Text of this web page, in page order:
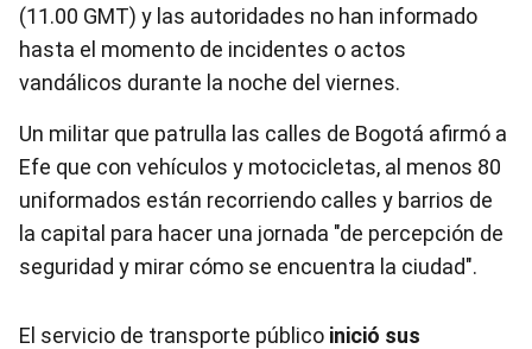
(11.00 GMT) y las autoridades no han informado
hasta el momento de incidentes o actos
vandálicos durante la noche del viernes.
Un militar que patrulla las calles de Bogotá afirmó a
Efe que con vehículos y motocicletas, al menos 80
uniformados están recorriendo calles y barrios de
la capital para hacer una jornada "de percepción de
seguridad y mirar cómo se encuentra la ciudad".
El servicio de transporte público inició sus